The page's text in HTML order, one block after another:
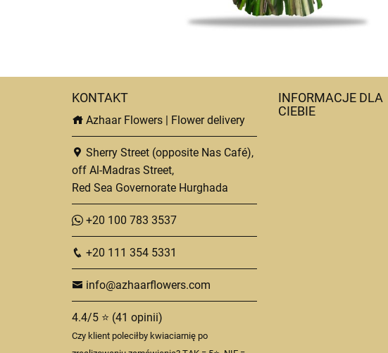
KONTAKT
Azhaar Flowers | Flower delivery
Sherry Street (opposite Nas Café),
off Al-Madras Street,
Red Sea Governorate Hurghada
+20 100 783 3537
+20 111 354 5331
info@azhaarflowers.com
4.4/5 ⭐ (41 opinii)
Czy klient poleciłby kwiaciarnię po
INFORMACJE DLA
CIEBIE